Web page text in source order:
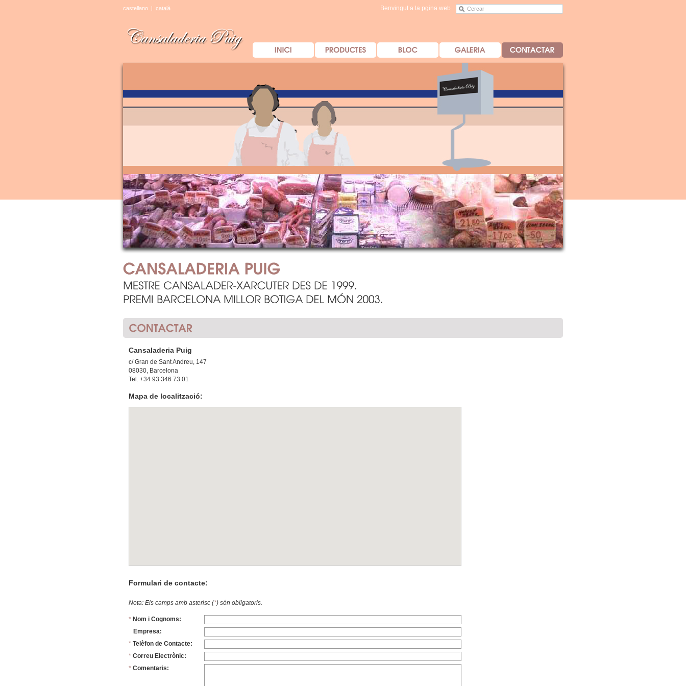
castellano | català Benvingut a la pgina web
Cansaladeria Puig
c/ Gran de Sant Andreu, 147
08030, Barcelona
Tel. +34 93 346 73 01
Mapa de localització:
Formulari de contacte:
Nota: Els camps amb asterisc (*) són obligatoris.
* Nom i Cognoms:
Empresa:
* Telèfon de Contacte:
* Correu Electrònic:
* Comentaris: